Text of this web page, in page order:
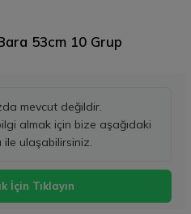
53cm 10 Grup
mevcut değildir.
almak için bize aşağıdaki
ile ulaşabilirsiniz.
İçin Tıklayın